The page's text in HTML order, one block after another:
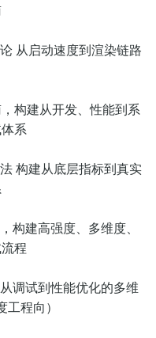
从启动速度到渲染链路
构建从开发、性能到系
系
构建从底层指标到真实
构建高强度、多维度、
程
调试到性能优化的多维
程向）